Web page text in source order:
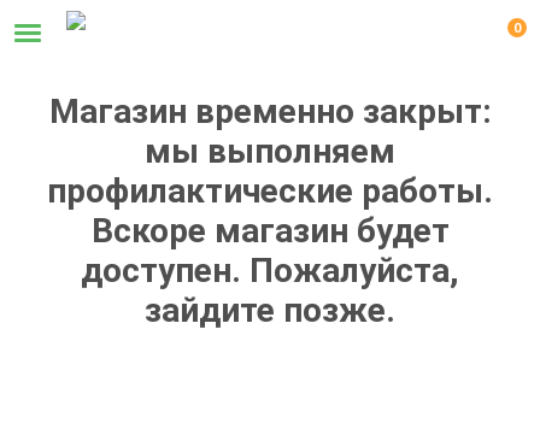
0
Магазин временно закрыт:
мы выполняем
профилактические работы.
Вскоре магазин будет
доступен. Пожалуйста,
зайдите позже.